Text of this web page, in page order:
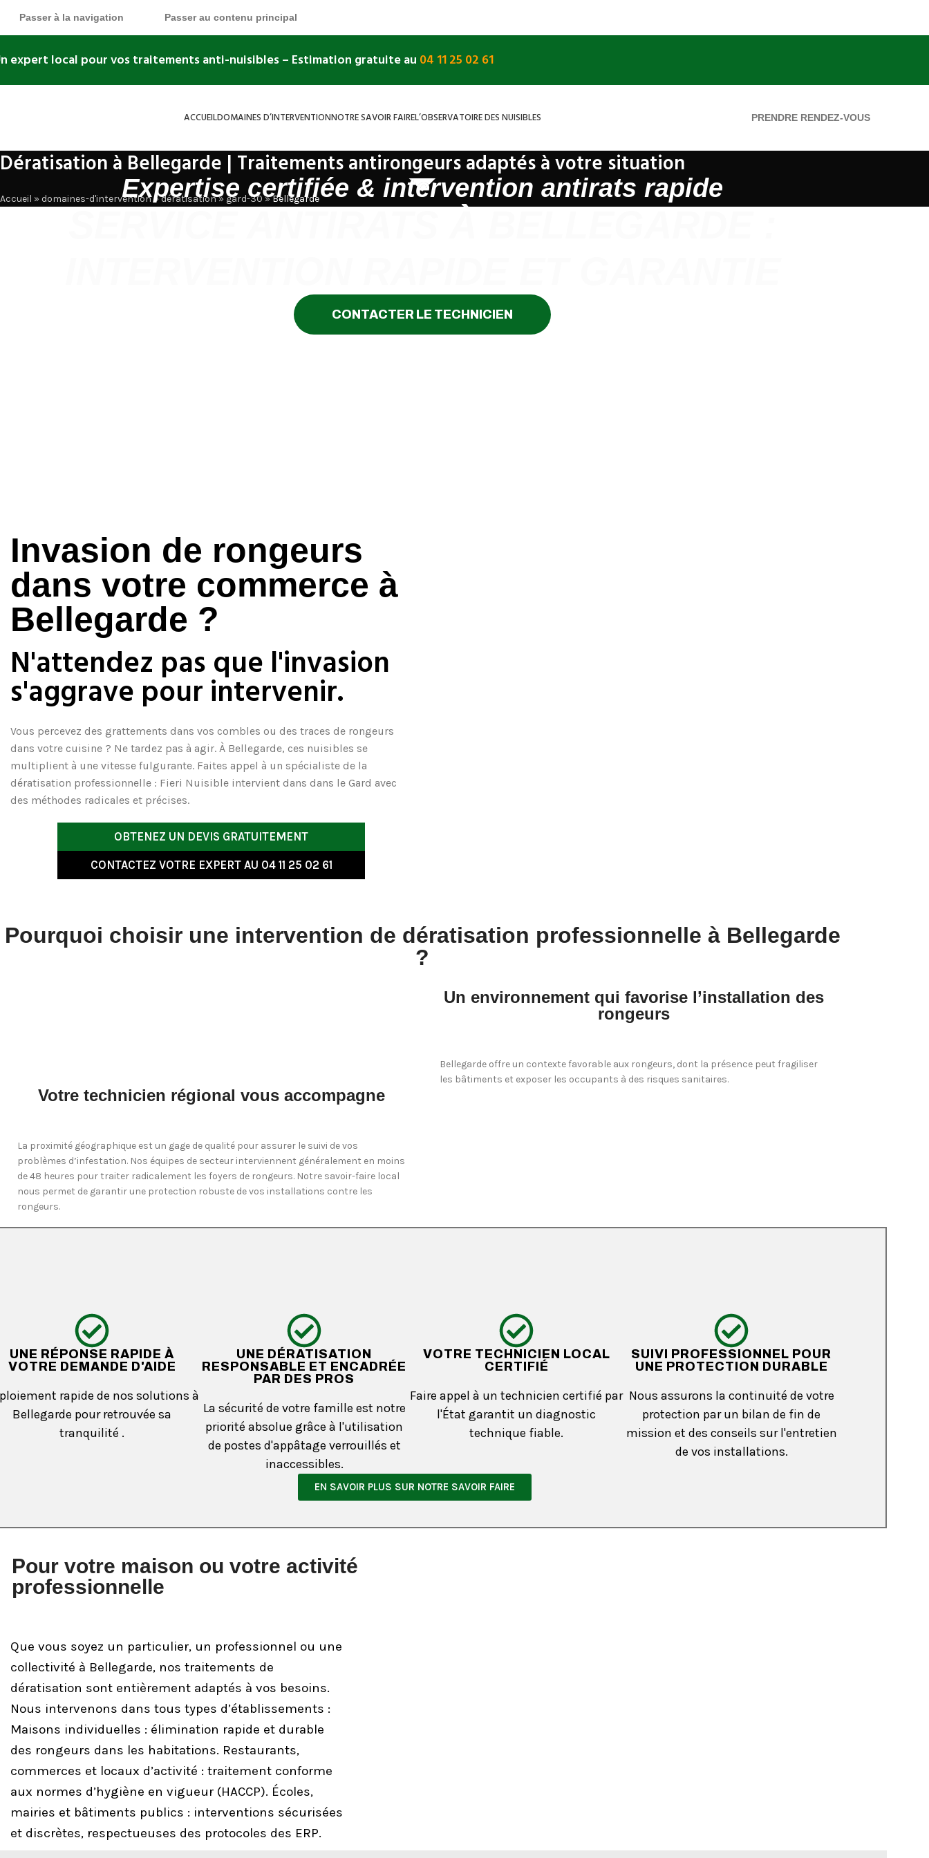
Passer à la navigation Passer au contenu principal
expert local pour vos traitements anti-nuisibles– Estimation gratuite au 04 11 25 02 61
ACCUEILDOMAINES D’INTERVENTIONNOTRE SAVOIR FAIREL’OBSERVATOIRE DES NUISIBLES PRENDRE RENDEZ-VOUS
Dératisation à Bellegarde | Traitements antirongeurs adaptés à votre situation
Accueil » domaines-d'intervention»dératisation» gard-30»Bellegarde
Expertise certifiée & intervention antirats rapide
CONTACTER LE TECHNICIEN
Invasion de rongeurs
dans votre commerce à
Bellegarde ?
N'attendez pas que l'invasion
s'aggrave pour intervenir.
Vous percevez des grattements dans vos combles ou des traces de rongeurs
dans votre cuisine ? Ne tardez pas à agir. À Bellegarde, ces nuisibles se
multiplient à une vitesse fulgurante. Faites appel à un spécialiste de la
dératisation professionnelle : Fieri Nuisible intervient dans dans le Gard avec
des méthodes radicales et précises.
OBTENEZ UN DEVIS GRATUITEMENT
CONTACTEZ VOTRE EXPERT AU 04 11 25 02 61
Pourquoi choisir une intervention de dératisation professionnelle à Bellegarde
?
Un environnement qui favorise l’installation des
rongeurs
Bellegarde offre un contexte favorable aux rongeurs, dont la présence peut fragiliser
les bâtiments et exposer les occupants à des risques sanitaires.
Votre technicien régional vous accompagne
La proximité géographique est un gage de qualité pour assurer le suivi de vos
problèmes d’infestation. Nos équipes de secteur interviennent généralement en moins
de 48 heures pour traiter radicalement les foyers de rongeurs. Notre savoir-faire local
nous permet de garantir une protection robuste de vos installations contre les
rongeurs.
UNE RÉPONSE RAPIDE À
VOTRE DEMANDE D'AIDE
rapide de nos solutions à
Bellegarde pour retrouvée sa
tranquilité .
UNE DÉRATISATION
RESPONSABLE ET ENCADRÉE
PAR DES PROS
La sécurité de votre famille est notre
priorité absolue grâce à l'utilisation
de postes d'appâtage verrouillés et
inaccessibles.
VOTRE TECHNICIEN LOCAL
CERTIFIÉ
Faire appel à un technicien certifié par
l'État garantit un diagnostic
technique fiable.
SUIVI PROFESSIONNEL POUR
UNE PROTECTION DURABLE
Nous assurons la continuité de votre
protection par un bilan de fin de
mission et des conseils sur l'entretien
de vos installations.
EN SAVOIR PLUS SUR NOTRE SAVOIR FAIRE
Pour votre maison ou votre activité
professionnelle
Que vous soyez un particulier, un professionnel ou une
collectivité à Bellegarde, nos traitements de
dératisation sont entièrement adaptés à vos besoins.
Nous intervenons dans tous types d’établissements :
Maisons individuelles : élimination rapide et durable
des rongeurs dans les habitations. Restaurants,
commerces et locaux d’activité : traitement conforme
aux normes d’hygiène en vigueur (HACCP). Écoles,
mairies et bâtiments publics : interventions sécurisées
et discrètes, respectueuses des protocoles des ERP.